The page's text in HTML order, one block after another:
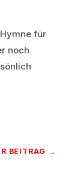
für
noch
BEITRAG →